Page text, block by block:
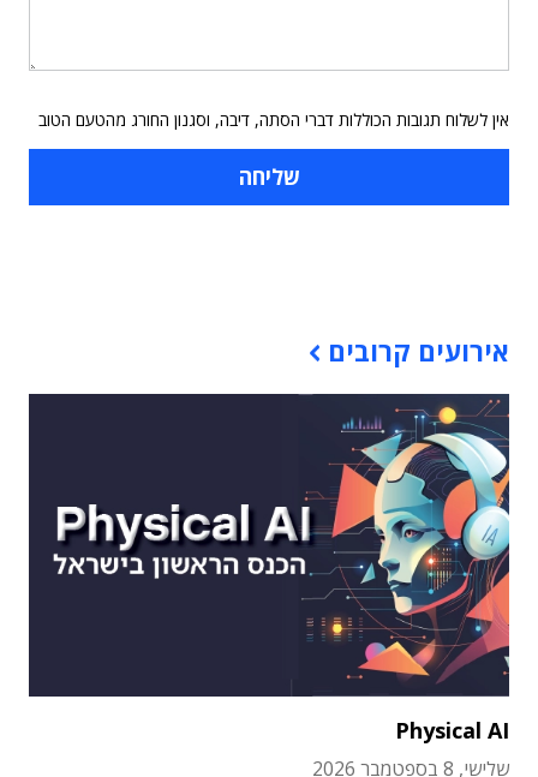
אין לשלוח תגובות הכוללות דברי הסתה, דיבה, וסגנון החורג מהטעם הטוב
אירועים קרובים
Physical AI
שלישי, 8 בספטמבר 2026